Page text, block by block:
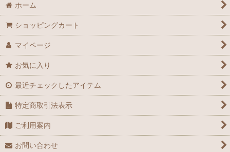
ホーム
ショッピングカート
マイページ
お気に入り
最近チェックしたアイテム
特定商取引法表示
ご利用案内
お問い合わせ